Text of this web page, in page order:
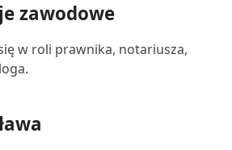
zawodowe
w roli prawnika, notariusza,